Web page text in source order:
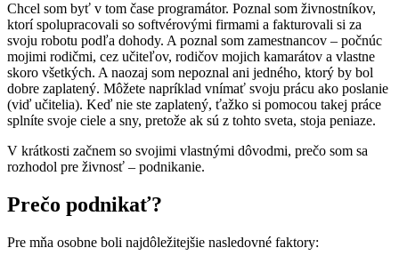
Chcel som byť v tom čase programátor. Poznal som živnostníkov,
ktorí spolupracovali so softvérovými firmami a fakturovali si za
svoju robotu podľa dohody. A poznal som zamestnancov – počnúc
mojimi rodičmi, cez učiteľov, rodičov mojich kamarátov a vlastne
skoro všetkých. A naozaj som nepoznal ani jedného, ktorý by bol
dobre zaplatený. Môžete napríklad vnímať svoju prácu ako poslanie
(viď učitelia). Keď nie ste zaplatený, ťažko si pomocou takej práce
splníte svoje ciele a sny, pretože ak sú z tohto sveta, stoja peniaze.
V krátkosti začnem so svojimi vlastnými dôvodmi, prečo som sa
rozhodol pre živnosť – podnikanie.
Prečo podnikať?
Pre mňa osobne boli najdôležitejšie nasledovné faktory: